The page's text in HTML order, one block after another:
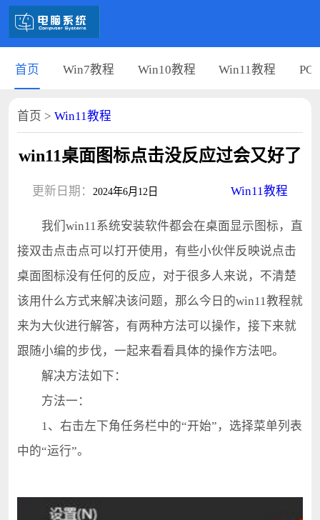
首页 Win7教程 Win10教程 Win11教程 PC
首页 > Win11教程
win11桌面图标点击没反应过会又好了
更新日期： 2024年6月12日 Win11教程
我们win11系统安装软件都会在桌面显示图标，直
接双击点击点可以打开使用，有些小伙伴反映说点击
桌面图标没有任何的反应，对于很多人来说，不清楚
该用什么方式来解决该问题，那么今日的win11教程就
来为大伙进行解答，有两种方法可以操作，接下来就
跟随小编的步伐，一起来看看具体的操作方法吧。
解决方法如下：
方法一：
1、右击左下角任务栏中的“开始”，选择菜单列表
中的“运行”。